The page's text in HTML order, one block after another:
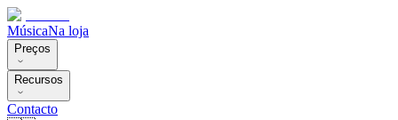
MúsicaNa loja
Preços
Recursos
Contacto